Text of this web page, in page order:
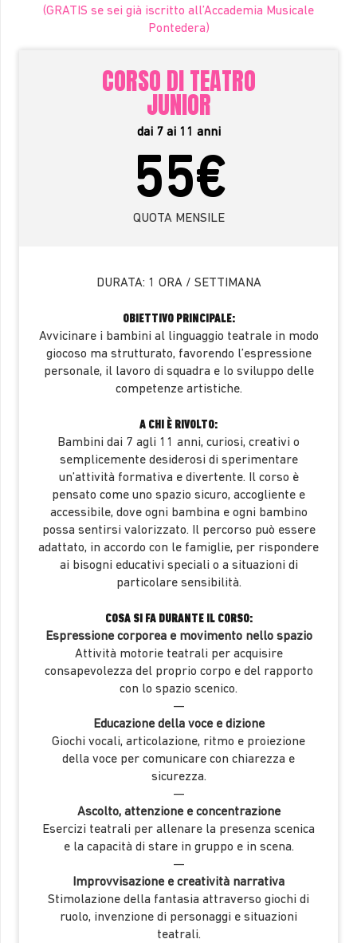
(GRATIS se sei già iscritto all’Accademia Musicale
Pontedera)
CORSO DI TEATRO
JUNIOR
dai 7 ai 11 anni
55€
QUOTA MENSILE
DURATA: 1 ORA / SETTIMANA
OBIETTIVO PRINCIPALE:
Avvicinare i bambini al linguaggio teatrale in modo
giocoso ma strutturato, favorendo l’espressione
personale, il lavoro di squadra e lo sviluppo delle
competenze artistiche.
A CHI È RIVOLTO:
Bambini dai 7 agli 11 anni, curiosi, creativi o
semplicemente desiderosi di sperimentare
un’attività formativa e divertente. Il corso è
pensato come uno spazio sicuro, accogliente e
accessibile, dove ogni bambina e ogni bambino
possa sentirsi valorizzato. Il percorso può essere
adattato, in accordo con le famiglie, per rispondere
ai bisogni educativi speciali o a situazioni di
particolare sensibilità.
COSA SI FA DURANTE IL CORSO:
Espressione corporea e movimento nello spazio
Attività motorie teatrali per acquisire
consapevolezza del proprio corpo e del rapporto
con lo spazio scenico.
—
Educazione della voce e dizione
Giochi vocali, articolazione, ritmo e proiezione
della voce per comunicare con chiarezza e
sicurezza.
—
Ascolto, attenzione e concentrazione
Esercizi teatrali per allenare la presenza scenica
e la capacità di stare in gruppo e in scena.
—
Improvvisazione e creatività narrativa
Stimolazione della fantasia attraverso giochi di
ruolo, invenzione di personaggi e situazioni
teatrali.